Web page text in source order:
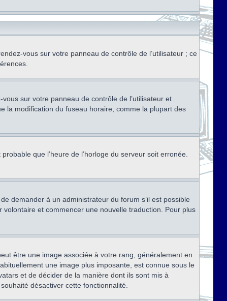
vous sur votre panneau de contrôle de l’utilisateur ; ce
sur votre panneau de contrôle de l’utilisateur et
la modification du fuseau horaire, comme la plupart des
que l’heure de l’horloge du serveur soit erronée.
demander à un administrateur du forum s’il est possible
volontaire et commencer une nouvelle traduction. Pour plus
être une image associée à votre rang, généralement en
une image plus imposante, est connue sous le
et de décider de la manière dont ils sont mis à
désactiver cette fonctionnalité.